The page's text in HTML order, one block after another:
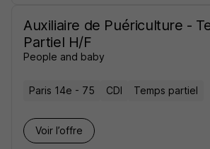
Auxiliaire de Puériculture -
Partiel H/F
People and baby
Paris 14e - 75 CDI Temps partiel
Voir l’offre